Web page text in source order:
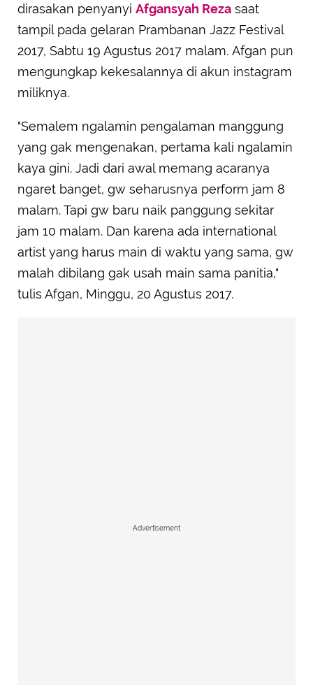
dirasakan penyanyi Afgansyah Reza saat
tampil pada gelaran Prambanan Jazz Festival
2017, Sabtu 19 Agustus 2017 malam. Afgan pun
mengungkap kekesalannya di akun instagram
miliknya.
"Semalem ngalamin pengalaman manggung
yang gak mengenakan, pertama kali ngalamin
kaya gini. Jadi dari awal memang acaranya
ngaret banget, gw seharusnya perform jam 8
malam. Tapi gw baru naik panggung sekitar
jam 10 malam. Dan karena ada international
artist yang harus main di waktu yang sama, gw
malah dibilang gak usah main sama panitia,"
tulis Afgan, Minggu, 20 Agustus 2017.
Advertisement